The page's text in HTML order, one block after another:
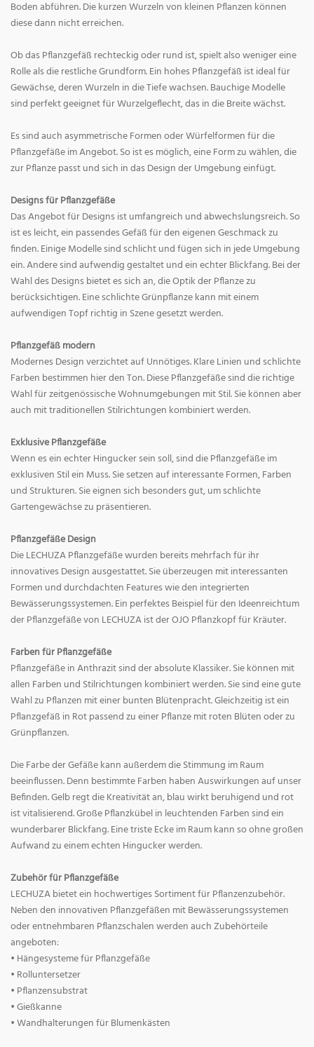
Boden abführen. Die kurzen Wurzeln von kleinen Pflanzen können
diese dann nicht erreichen.
Ob das Pflanzgefäß rechteckig oder rund ist, spielt also weniger eine
Rolle als die restliche Grundform. Ein hohes Pflanzgefäß ist ideal für
Gewächse, deren Wurzeln in die Tiefe wachsen. Bauchige Modelle
sind perfekt geeignet für Wurzelgeflecht, das in die Breite wächst.
Es sind auch asymmetrische Formen oder Würfelformen für die
Pflanzgefäße im Angebot. So ist es möglich, eine Form zu wählen, die
zur Pflanze passt und sich in das Design der Umgebung einfügt.
Designs für Pflanzgefäße
Das Angebot für Designs ist umfangreich und abwechslungsreich. So
ist es leicht, ein passendes Gefäß für den eigenen Geschmack zu
finden. Einige Modelle sind schlicht und fügen sich in jede Umgebung
ein. Andere sind aufwendig gestaltet und ein echter Blickfang. Bei der
Wahl des Designs bietet es sich an, die Optik der Pflanze zu
berücksichtigen. Eine schlichte Grünpflanze kann mit einem
aufwendigen Topf richtig in Szene gesetzt werden.
Pflanzgefäß modern
Modernes Design verzichtet auf Unnötiges. Klare Linien und schlichte
Farben bestimmen hier den Ton. Diese Pflanzgefäße sind die richtige
Wahl für zeitgenössische Wohnumgebungen mit Stil. Sie können aber
auch mit traditionellen Stilrichtungen kombiniert werden.
Exklusive Pflanzgefäße
Wenn es ein echter Hingucker sein soll, sind die Pflanzgefäße im
exklusiven Stil ein Muss. Sie setzen auf interessante Formen, Farben
und Strukturen. Sie eignen sich besonders gut, um schlichte
Gartengewächse zu präsentieren.
Pflanzgefäße Design
Die LECHUZA Pflanzgefäße wurden bereits mehrfach für ihr
innovatives Design ausgestattet. Sie überzeugen mit interessanten
Formen und durchdachten Features wie den integrierten
Bewässerungssystemen. Ein perfektes Beispiel für den Ideenreichtum
der Pflanzgefäße von LECHUZA ist der OJO Pflanzkopf für Kräuter.
Farben für Pflanzgefäße
Pflanzgefäße in Anthrazit sind der absolute Klassiker. Sie können mit
allen Farben und Stilrichtungen kombiniert werden. Sie sind eine gute
Wahl zu Pflanzen mit einer bunten Blütenpracht. Gleichzeitig ist ein
Pflanzgefäß in Rot passend zu einer Pflanze mit roten Blüten oder zu
Grünpflanzen.
Die Farbe der Gefäße kann außerdem die Stimmung im Raum
beeinflussen. Denn bestimmte Farben haben Auswirkungen auf unser
Befinden. Gelb regt die Kreativität an, blau wirkt beruhigend und rot
ist vitalisierend. Große Pflanzkübel in leuchtenden Farben sind ein
wunderbarer Blickfang. Eine triste Ecke im Raum kann so ohne großen
Aufwand zu einem echten Hingucker werden.
Zubehör für Pflanzgefäße
LECHUZA bietet ein hochwertiges Sortiment für Pflanzenzubehör.
Neben den innovativen Pflanzgefäßen mit Bewässerungssystemen
oder entnehmbaren Pflanzschalen werden auch Zubehörteile
angeboten:
• Hängesysteme für Pflanzgefäße
• Rolluntersetzer
• Pflanzensubstrat
• Gießkanne
• Wandhalterungen für Blumenkästen